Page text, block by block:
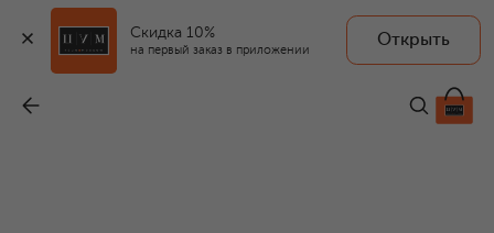
Скидка 10%
на первый заказ в приложении
Открыть
32 200 ₽